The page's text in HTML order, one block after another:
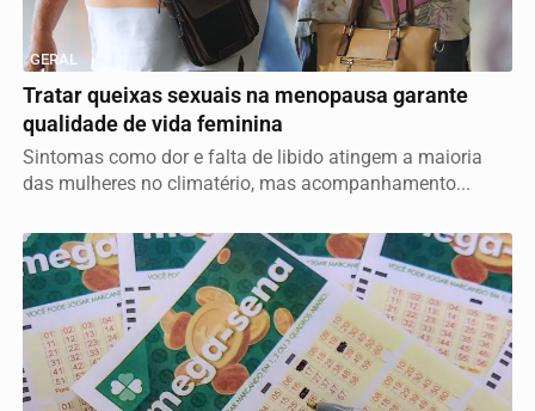
GERAL
Tratar queixas sexuais na menopausa garante
qualidade de vida feminina
Sintomas como dor e falta de libido atingem a maioria
das mulheres no climatério, mas acompanhamento...